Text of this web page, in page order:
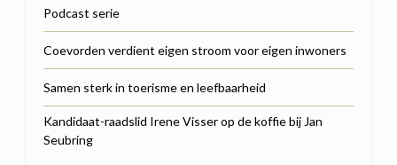
Podcast serie
Coevorden verdient eigen stroom voor eigen inwoners
Samen sterk in toerisme en leefbaarheid
Kandidaat-raadslid Irene Visser op de koffie bij Jan
Seubring